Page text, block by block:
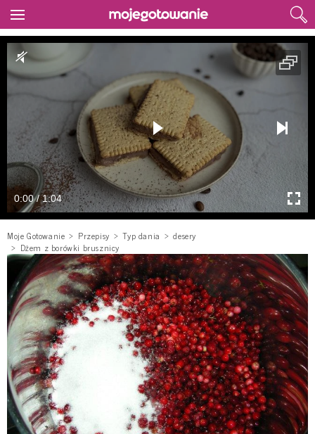
0:00 / 1:04
Moje Gotowanie Przepisy Typ dania
desery
Dżem z borówki brusznicy